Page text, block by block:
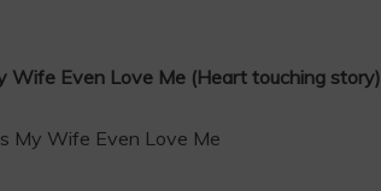
Wife Even Love Me (Heart touching story)